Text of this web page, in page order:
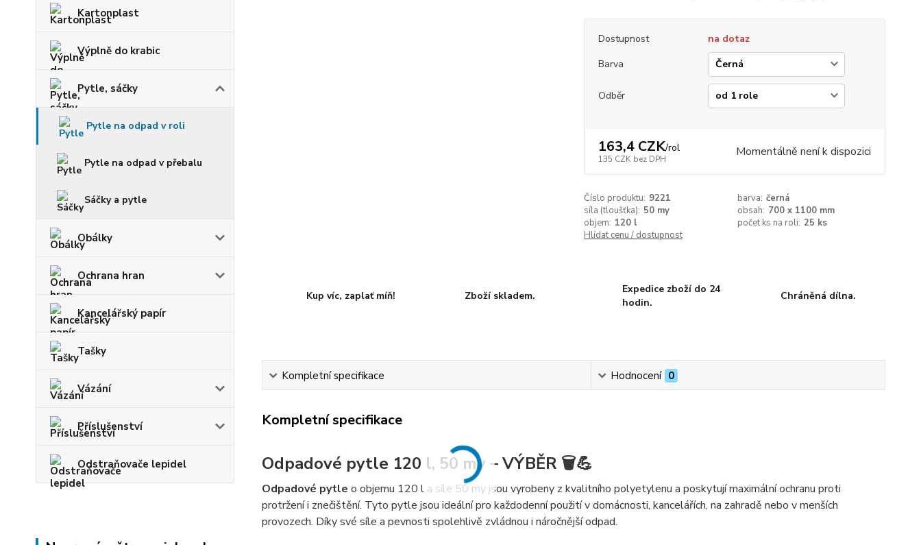
Kartonplast
Výplně do krabic
Pytle, sáčky
Pytle na odpad v roli
Pytle na odpad v přebalu
Sáčky a pytle
Obálky
Ochrana hran
Kancelářský papír
Tašky
Vázání
Příslušenství
Odstraňovače lepidel
Dostupnost
na dotaz
Barva
Odběr
163,4 CZK/rol
135 CZK bez DPH Momentálně není k dispozici
Číslo produktu: 9221 barva: černá
síla (tloušťka): 50 my obsah: 700 x 1100 mm
objem: 120 l počet ks na roli: 25 ks
Hlídat cenu / dostupnost
Kup víc, zaplať míň! Zboží skladem.
Expedice zboží do 24
hodin.
Chráněná dílna.
Kompletní specifikace Hodnocení 0
Kompletní specifikace
Odpadové pytle 120 l, 50 my – VÝBĚR 🗑️💪
Odpadové pytle o objemu 120 l a síle 50 my jsou vyrobeny z kvalitního polyetylenu a poskytují maximální ochranu proti
protržení i znečištění. Tyto pytle jsou ideální pro každodenní použití v domácnosti, kancelářích, na zahradě nebo v menších
provozech. Díky své síle a pevnosti spolehlivě zvládnou i náročnější odpad.